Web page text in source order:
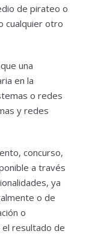
de pirateo o
cualquier otro
una
en la
o redes
y redes
concurso,
a través
ya
o de
o
el resultado de